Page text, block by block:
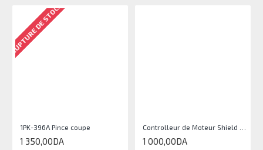
RUPTURE DE STOCK
1PK-396A Pince coupe
1 350,00DA 1 000,00DA